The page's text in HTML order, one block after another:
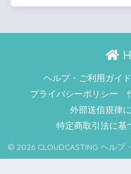
ヘルプ・ご利用ガイ
プライバシーポリシー
外部送信規律
特定商取引法に基
© 2026 CLOUDCASTING ヘル